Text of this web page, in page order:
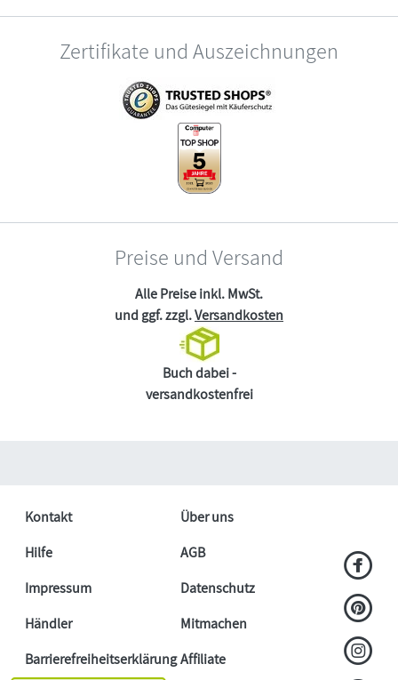
Zertifikate und Auszeichnungen
Preise und Versand
Alle Preise inkl. MwSt.
und ggf. zzgl.Versandkosten
Buch dabei -
versandkostenfrei
Kontakt
Über uns
Hilfe
AGB
Impressum
Datenschutz
Händler
Mitmachen
BarrierefreiheitserklärungAffiliate